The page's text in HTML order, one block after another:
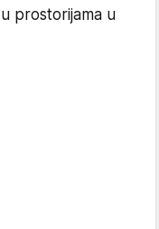
prostorijama u